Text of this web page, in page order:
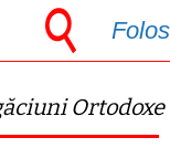
Ortodoxe